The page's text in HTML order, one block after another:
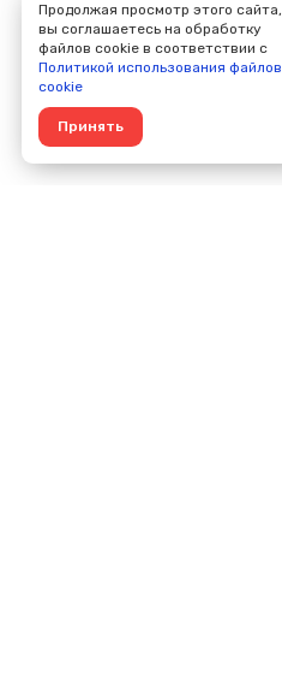
Продолжая просмотр этого сайта,
вы соглашаетесь на обработку
файлов cookie в соответствии с
Политикой использования файлов
cookie
Принять